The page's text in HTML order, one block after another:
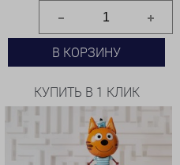
В КОРЗИНУ
КУПИТЬ В 1 КЛИК